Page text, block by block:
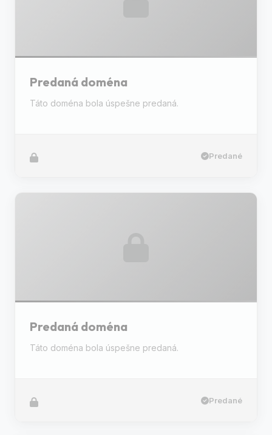
Predaná doména
Táto doména bola úspešne predaná.
Predané
Predaná doména
Táto doména bola úspešne predaná.
Predané